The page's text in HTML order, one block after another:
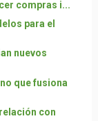
compras i...
para el
nuevos
que fusiona
con